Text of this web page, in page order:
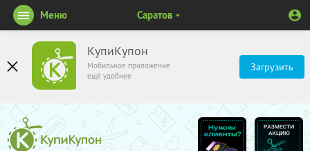
КупиКупон
Мобильное приложение
ещё удобнее
Загрузить
Меню Саратов